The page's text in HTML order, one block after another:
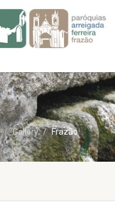
Gallery Frazão